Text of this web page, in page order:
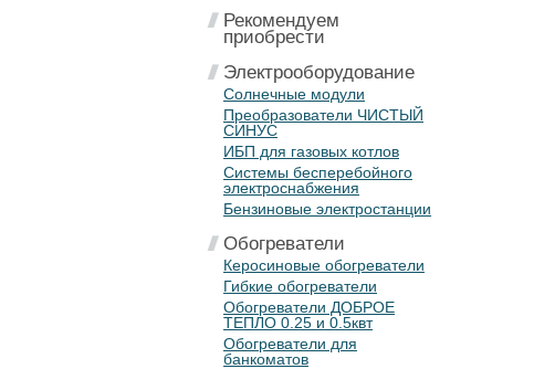
Рекомендуем
приобрести
Электрооборудование
Солнечные модули
Преобразователи ЧИСТЫЙ
СИНУС
ИБП для газовых котлов
Системы бесперебойного
электроснабжения
Бензиновые электростанции
Обогреватели
Керосиновые обогреватели
Гибкие обогреватели
Обогреватели ДОБРОЕ
ТЕПЛО 0.25 и 0.5квт
Обогреватели для
банкоматов